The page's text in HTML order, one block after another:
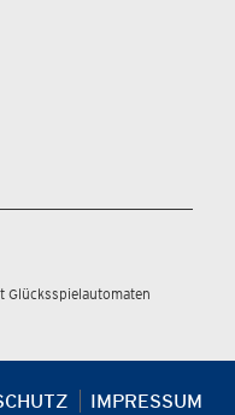
Glücksspielautomaten
IMPRESSUM